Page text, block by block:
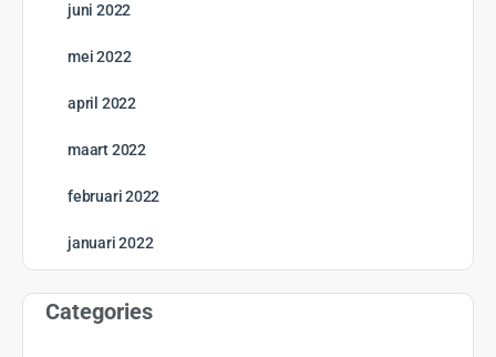
juni 2022
mei 2022
april 2022
maart 2022
februari 2022
januari 2022
Categories